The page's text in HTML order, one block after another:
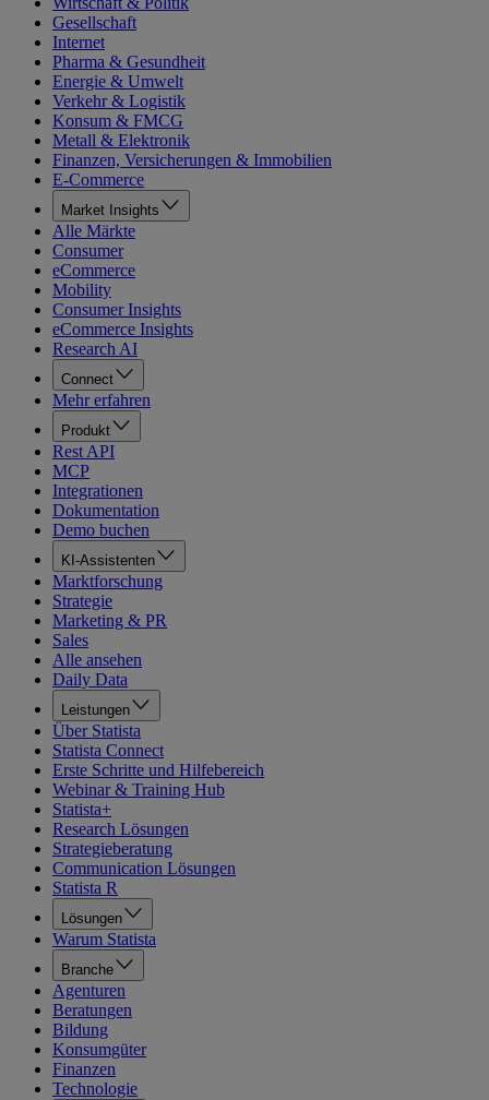
Gesellschaft
Internet
Pharma & Gesundheit
Energie & Umwelt
Verkehr & Logistik
Konsum & FMCG
Metall & Elektronik
Finanzen, Versicherungen & Immobilien
E-Commerce
Market Insights
Alle Märkte
Consumer
eCommerce
Mobility
Consumer Insights
eCommerce Insights
Research AI
Connect
Mehr erfahren
Produkt
Rest API
MCP
Integrationen
Dokumentation
Demo buchen
KI-Assistenten
Marktforschung
Strategie
Marketing & PR
Sales
Alle ansehen
Daily Data
Leistungen
Über Statista
Statista Connect
Erste Schritte und Hilfebereich
Webinar & Training Hub
Statista+
Research Lösungen
Strategieberatung
Communication Lösungen
Statista R
Lösungen
Warum Statista
Branche
Agenturen
Beratungen
Bildung
Konsumgüter
Finanzen
Technologie